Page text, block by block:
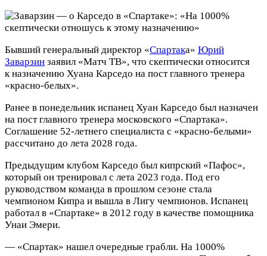
Бывший генеральный директор «Спартака» Юрий
Заварзин заявил «Матч ТВ», что скептически относится
к назначению Хуана Карседо на пост главного тренера
«красно‑белых».
Ранее в понедельник испанец Хуан Карседо был назначен
на пост главного тренера московского «Спартака».
Соглашение 52‑летнего специалиста с «красно‑белыми»
рассчитано до лета 2028 года.
Предыдущим клубом Карседо был кипрский «Пафос»,
который он тренировал с лета 2023 года. Под его
руководством команда в прошлом сезоне стала
чемпионом Кипра и вышла в Лигу чемпионов. Испанец
работал в «Спартаке» в 2012 году в качестве помощника
Унаи Эмери.
— «Спартак» нашел очередные грабли. На 1000%